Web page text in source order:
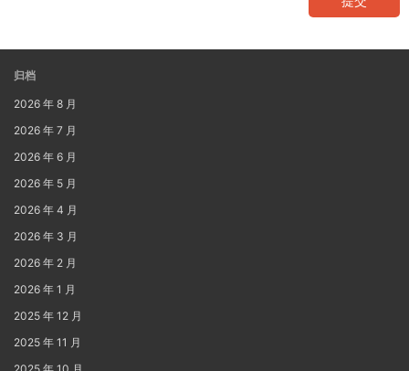
归档
2026 年 8 月
2026 年 7 月
2026 年 6 月
2026 年 5 月
2026 年 4 月
2026 年 3 月
2026 年 2 月
2026 年 1 月
2025 年 12 月
2025 年 11 月